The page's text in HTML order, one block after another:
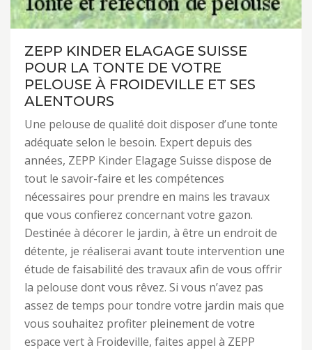
ZEPP KINDER ELAGAGE SUISSE
POUR LA TONTE DE VOTRE
PELOUSE À FROIDEVILLE ET SES
ALENTOURS
Une pelouse de qualité doit disposer d’une tonte
adéquate selon le besoin. Expert depuis des
années, ZEPP Kinder Elagage Suisse dispose de
tout le savoir-faire et les compétences
nécessaires pour prendre en mains les travaux
que vous confierez concernant votre gazon.
Destinée à décorer le jardin, à être un endroit de
détente, je réaliserai avant toute intervention une
étude de faisabilité des travaux afin de vous offrir
la pelouse dont vous rêvez. Si vous n’avez pas
assez de temps pour tondre votre jardin mais que
vous souhaitez profiter pleinement de votre
espace vert à Froideville, faites appel à ZEPP